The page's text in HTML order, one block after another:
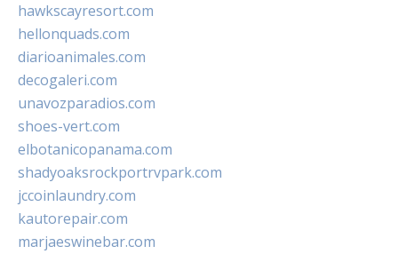
hawkscayresort.com
hellonquads.com
diarioanimales.com
decogaleri.com
unavozparadios.com
shoes-vert.com
elbotanicopanama.com
shadyoaksrockportrvpark.com
jccoinlaundry.com
kautorepair.com
marjaeswinebar.com